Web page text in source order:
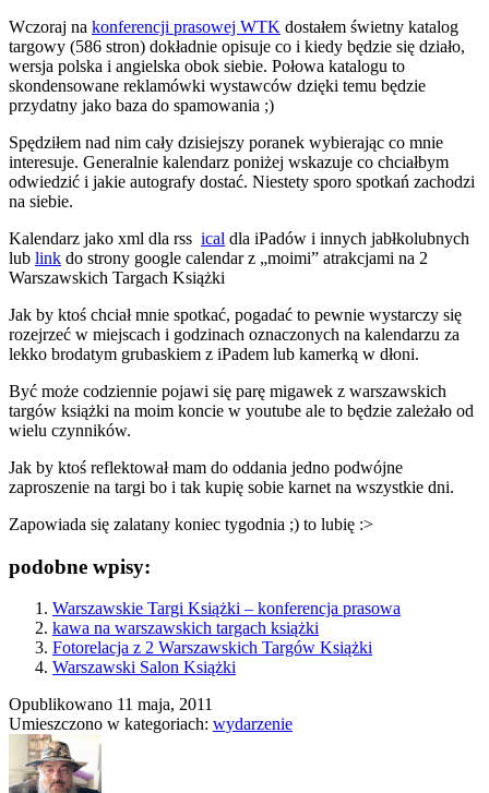
Wczoraj na konferencji prasowej WTK dostałem świetny katalog
targowy (586 stron) dokładnie opisuje co i kiedy będzie się działo,
wersja polska i angielska obok siebie. Połowa katalogu to
skondensowane reklamówki wystawców dzięki temu będzie
przydatny jako baza do spamowania ;)
Spędziłem nad nim cały dzisiejszy poranek wybierając co mnie
interesuje. Generalnie kalendarz poniżej wskazuje co chciałbym
odwiedzić i jakie autografy dostać. Niestety sporo spotkań zachodzi
na siebie.
Kalendarz jako xml dla rss ical dla iPadów i innych jabłkolubnych
lub link do strony google calendar z „moimi” atrakcjami na 2
Warszawskich Targach Książki
Jak by ktoś chciał mnie spotkać, pogadać to pewnie wystarczy się
rozejrzeć w miejscach i godzinach oznaczonych na kalendarzu za
lekko brodatym grubaskiem z iPadem lub kamerką w dłoni.
Być może codziennie pojawi się parę migawek z warszawskich
targów książki na moim koncie w youtube ale to będzie zależało od
wielu czynników.
Jak by ktoś reflektował mam do oddania jedno podwójne
zaproszenie na targi bo i tak kupię sobie karnet na wszystkie dni.
Zapowiada się zalatany koniec tygodnia ;) to lubię :>
podobne wpisy:
Warszawskie Targi Książki – konferencja prasowa
kawa na warszawskich targach książki
Fotorelacja z 2 Warszawskich Targów Książki
Warszawski Salon Książki
Opublikowano 11 maja, 2011
Umieszczono w kategoriach: wydarzenie